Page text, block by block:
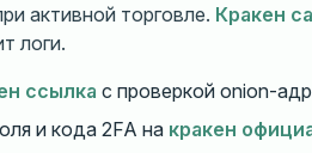
активной торговле. Кракен
логи.
ссылка с проверкой onion-
и кода 2FA на кракен